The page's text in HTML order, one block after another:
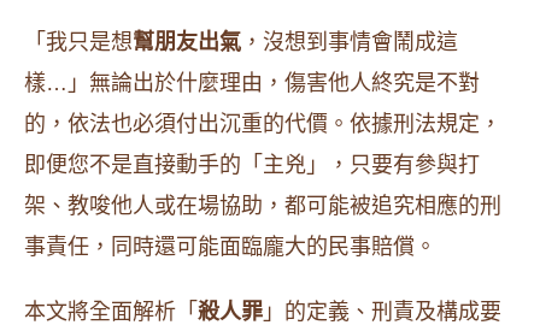
「我只是想幫朋友出氣 ，沒想到事情會鬧成這
樣…」無論出於什麼理由，傷害他人終究是不對
的，依法也必須付出沉重的代價。依據刑法規定，
即便您不是直接動手的「主兇」，只要有參與打
架、教唆他人或在場協助，都可能被追究相應的刑
事責任，同時還可能面臨龐大的民事賠償。
本文將全面解析「 殺人罪 」的定義、刑責及構成要